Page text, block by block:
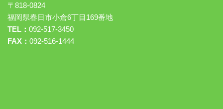
〒818-0824
福岡県春日市小倉6丁目169番地
TEL： 092-517-3450
FAX： 092-516-1444